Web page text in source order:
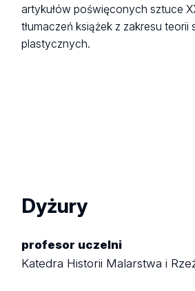
artykułów poświęconych sztuce
tłumaczeń książek z zakresu teorii
plastycznych.
Dyżury
profesor uczelni
Katedra Historii Malarstwa i